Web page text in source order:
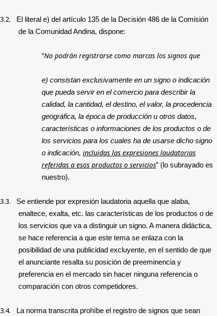
3.2.
El literal e) del artículo 135 de la Decisión 486 de la Comisión
de la Comunidad Andina, dispone:
“No podrán registrarse como marcas los signos que
e) consistan exclusivamente en un signo o indicación
que pueda servir en el comercio para describir la
calidad, la cantidad, el destino, el valor, la procedencia
geográfica, la época de producción u otros datos,
características o informaciones de los productos o de
los servicios para los cuales ha de usarse dicho signo
o indicación, incluidas las expresiones laudatorias
referidas a esos productos o servicios” (lo subrayado es
nuestro).
3.3.
Se entiende por expresión laudatoria aquella que alaba,
enaltece, exalta, etc. las características de los productos o de
los servicios que va a distinguir un signo. A manera didáctica,
se hace referencia a que este tema se enlaza con la
posibilidad de una publicidad excluyente, en el sentido de que
el anunciante resalta su posición de preeminencia y
preferencia en el mercado sin hacer ninguna referencia o
comparación con otros competidores.
3.4.
La norma transcrita prohíbe el registro de signos que sean